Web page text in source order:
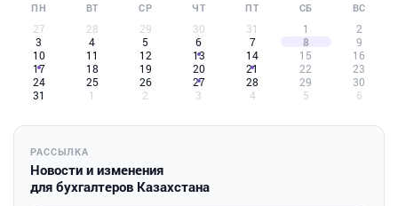
ПН ВТ СР ЧТ ПТ СБ ВС
27 28 29 30 31 1
2
3
4 5 6 7 8
9
10
11 12 13 14 15
16
17
18 19 20 21 22
23
24
25 26 27 28 29
30
31
1 2 3 4 5 6
РАССЫЛКА
Новости и изменения
для бухгалтеров Казахстана